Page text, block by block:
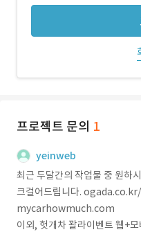
프로젝트 문의 1
yeinweb
최근 두달간의 작업물 중 원하
크걸어드립니다.
mycarhowmuch.com
이외, 헛개차 꽐라이벤트 웹+